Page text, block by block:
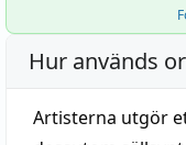
Hur används
Artisterna utgör